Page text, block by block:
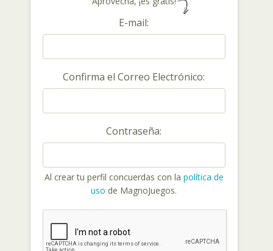
E-mail:
Confirma el Correo Electrónico:
Contraseña:
Al crear tu perfil concuerdas con la política de
uso de MagnoJuegos.